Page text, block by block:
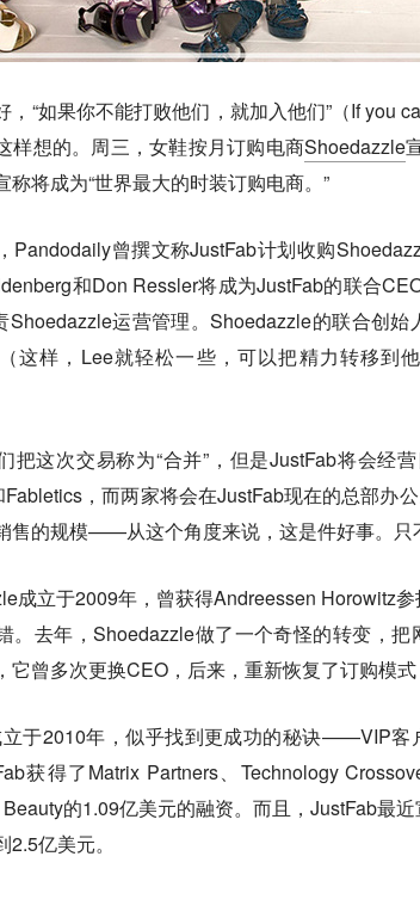
，“如果你不能打败他们，就加入他们”（If
样想的。周三，女鞋按月订购电商Shoedazzle
称将成为“世界最大的时装订购电商。”
Pandodaily曾撰文称JustFab计划收购
和Don Ressler将成为JustFab的联合
Shoedazzle运营管理。Shoedazzle的联合创
这样，Lee就轻松一些，可以把精力转移到
把这次交易称为“合并”，但是JustFab将会经
Fabletics，而两家将会在JustFab现在的总部办
售的规模——从这个角度来说，这是件好事。只
成立于2009年，曾获得Andreessen Horowitz
。去年，Shoedazzle做了一个奇怪的转变，
它曾多次更换CEO，后来，重新恢复了订购模式
立于2010年，似乎找到更成功的秘诀——VIP客
获得了Matrix Partners、Technology
的1.09亿美元的融资。而且，JustFab最
亿美元。